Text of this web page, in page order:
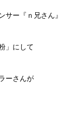
サー『ｎ兄さん』
」にして
ーさんが